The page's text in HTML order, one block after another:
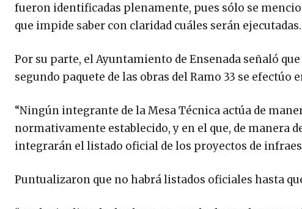
fueron identificadas plenamente, pues sólo se
que impide saber con claridad cuáles serán ejecutadas.
Por su parte, el Ayuntamiento de Ensenada señaló
segundo paquete de las obras del Ramo 33 se
“Ningún integrante de la Mesa Técnica actúa de
normativamente establecido, y en el que, de manera
integrarán el listado oficial de los proyectos de
Puntualizaron que no habrá listados oficiales hasta